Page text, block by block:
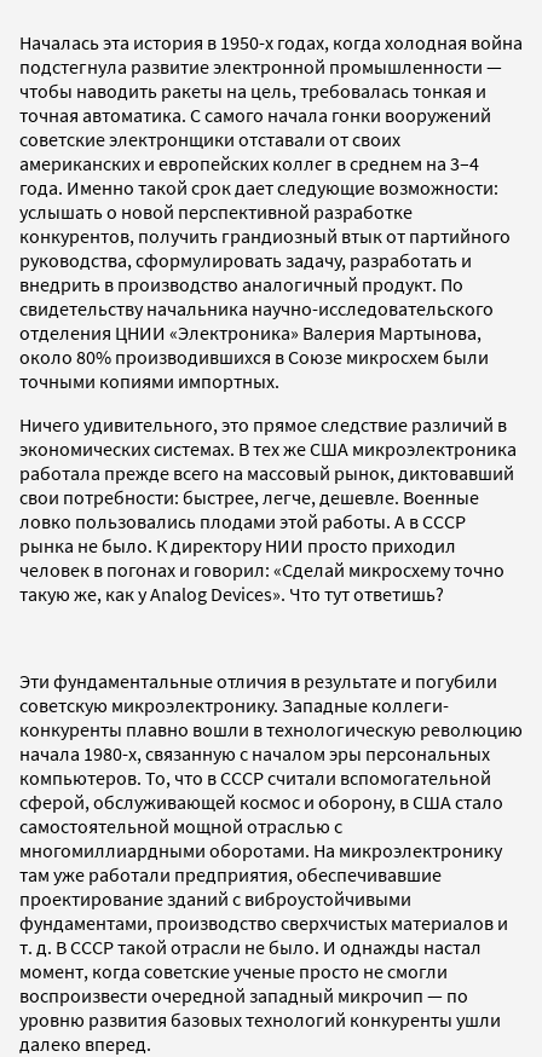
Началась эта история в 1950-х годах, когда холодная война
подстегнула развитие электронной промышленности —
чтобы наводить ракеты на цель, требовалась тонкая и
точная автоматика. С самого начала гонки вооружений
советские электронщики отставали от своих
американских и европейских коллег в среднем на 3–4
года. Именно такой срок дает следующие возможности:
услышать о новой перспективной разработке
конкурентов, получить грандиозный втык от партийного
руководства, сформулировать задачу, разработать и
внедрить в производство аналогичный продукт. По
свидетельству начальника научно-исследовательского
отделения ЦНИИ «Электроника» Валерия Мартынова,
около 80% производившихся в Союзе микросхем были
точными копиями импортных.
Ничего удивительного, это прямое следствие различий в
экономических системах. В тех же США микроэлектроника
работала прежде всего на массовый рынок, диктовавший
свои потребности: быстрее, легче, дешевле. Военные
ловко пользовались плодами этой работы. А в СССР
рынка не было. К директору НИИ просто приходил
человек в погонах и говорил: «Сделай микросхему точно
такую же, как у Analog Devices». Что тут ответишь?
Эти фундаментальные отличия в результате и погубили
советскую микроэлектронику. Западные коллеги-
конкуренты плавно вошли в технологическую революцию
начала 1980-х, связанную с началом эры персональных
компьютеров. То, что в СССР считали вспомогательной
сферой, обслуживающей космос и оборону, в США стало
самостоятельной мощной отраслью с
многомиллиардными оборотами. На микроэлектронику
там уже работали предприятия, обеспечивавшие
проектирование зданий с виброустойчивыми
фундаментами, производство сверхчистых материалов и
т. д. В СССР такой отрасли не было. И однажды настал
момент, когда советские ученые просто не смогли
воспроизвести очередной западный микрочип — по
уровню развития базовых технологий конкуренты ушли
далеко вперед.